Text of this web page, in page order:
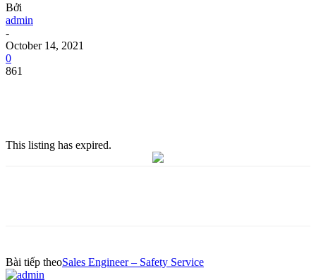
Bởi
admin
-
October 14, 2021
0
861
This listing has expired.
Bài tiếp theoSales Engineer – Safety Service